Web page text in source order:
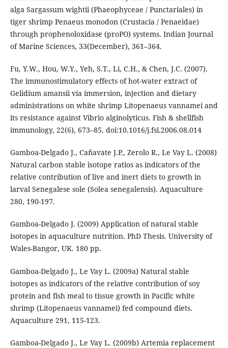
alga Sargassum wightii (Phaeophyceae / Punctariales) in
tiger shrimp Penaeus monodon (Crustacia / Penaeidae)
through prophenoloxidase (proPO) systems. Indian Journal
of Marine Sciences, 33(December), 361–364.
Fu, Y.W., Hou, W.Y., Yeh, S.T., Li, C.H., & Chen, J.C. (2007).
The immunostimulatory effects of hot-water extract of
Gelidium amansii via immersion, injection and dietary
administrations on white shrimp Litopenaeus vannamei and
its resistance against Vibrio alginolyticus. Fish & shellfish
immunology, 22(6), 673–85. doi:10.1016/j.fsi.2006.08.014
Gamboa-Delgado J., Cañavate J.P., Zerolo R., Le Vay L. (2008)
Natural carbon stable isotope ratios as indicators of the
relative contribution of live and inert diets to growth in
larval Senegalese sole (Solea senegalensis). Aquaculture
280, 190-197.
Gamboa-Delgado J. (2009) Application of natural stable
isotopes in aquaculture nutrition. PhD Thesis. University of
Wales-Bangor, UK. 180 pp.
Gamboa-Delgado J., Le Vay L. (2009a) Natural stable
isotopes as indicators of the relative contribution of soy
protein and fish meal to tissue growth in Pacific white
shrimp (Litopenaeus vannamei) fed compound diets.
Aquaculture 291, 115-123.
Gamboa-Delgado J., Le Vay L. (2009b) Artemia replacement